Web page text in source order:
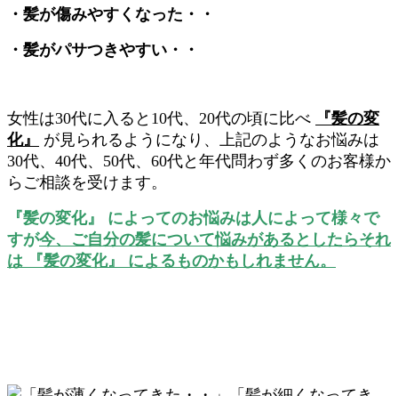
・髪が傷みやすくなった・・
・髪がパサつきやすい・・
女性は30代に入ると10代、20代の頃に比べ
『髪の変
化』
が見られるようになり、上記のようなお悩みは
30代、40代、50代、60代と年代問わず多くのお客様か
らご相談を受けます。
『髪の変化』 によってのお悩みは人によって様々で
すが今、ご自分の髪について悩みがあるとしたらそれ
は 『髪の変化』 によるものかもしれません。